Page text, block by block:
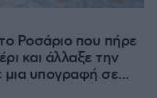
Ροσάριο που πήρε
και άλλαξε την
μια υπογραφή σε...